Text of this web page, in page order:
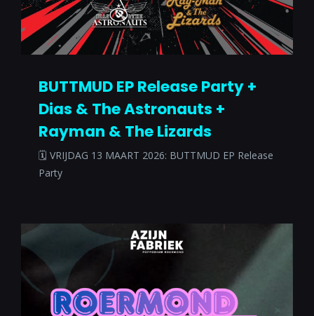
BUTTMUD EP Release Party +
Dias & The Astronauts +
Rayman & The Lizards
🗓 VRIJDAG 13 MAART 2026: BUTTMUD EP Release
Party